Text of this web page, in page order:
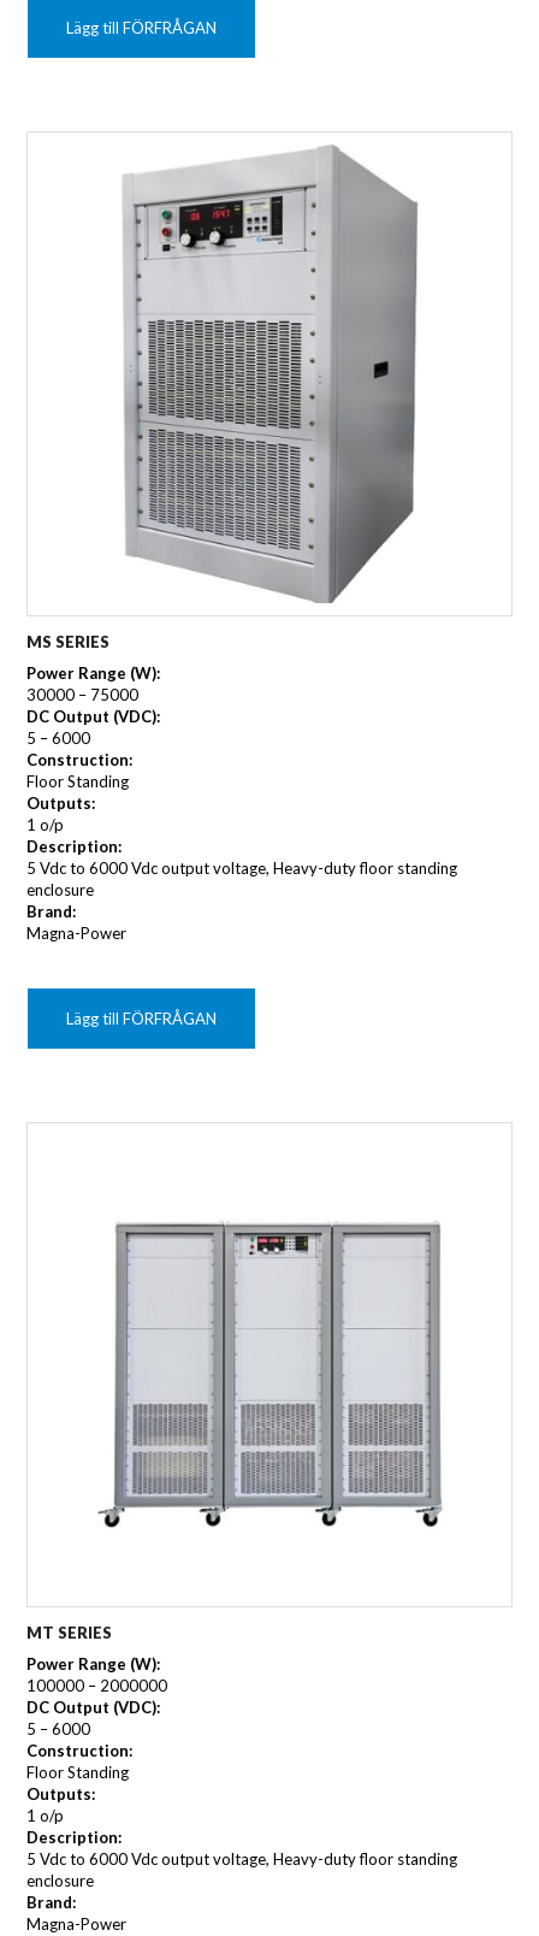
Lägg till FÖRFRÅGAN
MS SERIES
Power Range (W):
30000 – 75000
DC Output (VDC):
5 – 6000
Construction:
Floor Standing
Outputs:
1 o/p
Description:
5 Vdc to 6000 Vdc output voltage, Heavy-duty floor standing
enclosure
Brand:
Magna-Power
Lägg till FÖRFRÅGAN
MT SERIES
Power Range (W):
100000 – 2000000
DC Output (VDC):
5 – 6000
Construction:
Floor Standing
Outputs:
1 o/p
Description:
5 Vdc to 6000 Vdc output voltage, Heavy-duty floor standing
enclosure
Brand:
Magna-Power